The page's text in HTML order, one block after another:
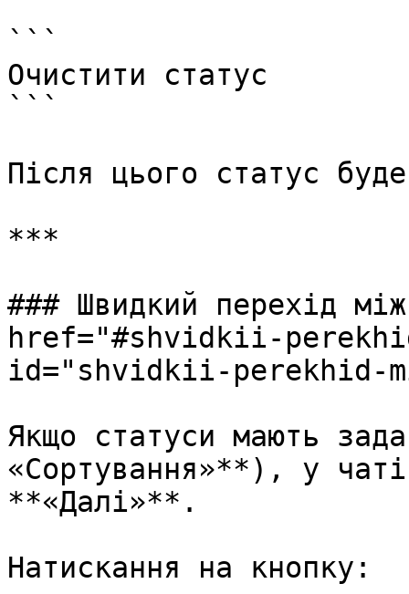
```
Очистити статус
```
Після цього статус
***
### Швидкий перехід
href="#shvidkii-
id="shvidkii-perekhid-
Якщо статуси мають
«Сортування»**), у
**«Далі»**.
Натискання на кнопку: